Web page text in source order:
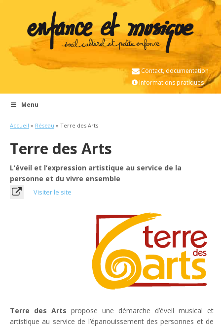
Contact, documentation
Informations pratiques
Menu
Accueil » Réseau » Terre des Arts
Terre des Arts
L’éveil et l’expression artistique au service de la
personne et du vivre ensemble
Visiter le site
Terre des Arts propose une démarche d’éveil musical et
artistique au service de l’épanouissement des personnes et de